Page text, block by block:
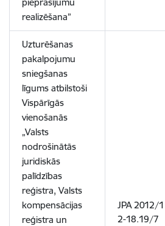
realizēšana”
Uzturēšanas
pakalpojumu
sniegšanas
līgums atbilstoši
Vispārīgās
vienošanās
„Valsts
nodrošinātās
juridiskās
palīdzības
reģistra, Valsts
kompensācijas
reģistra un
JPA 2012/1
2-18.19/7